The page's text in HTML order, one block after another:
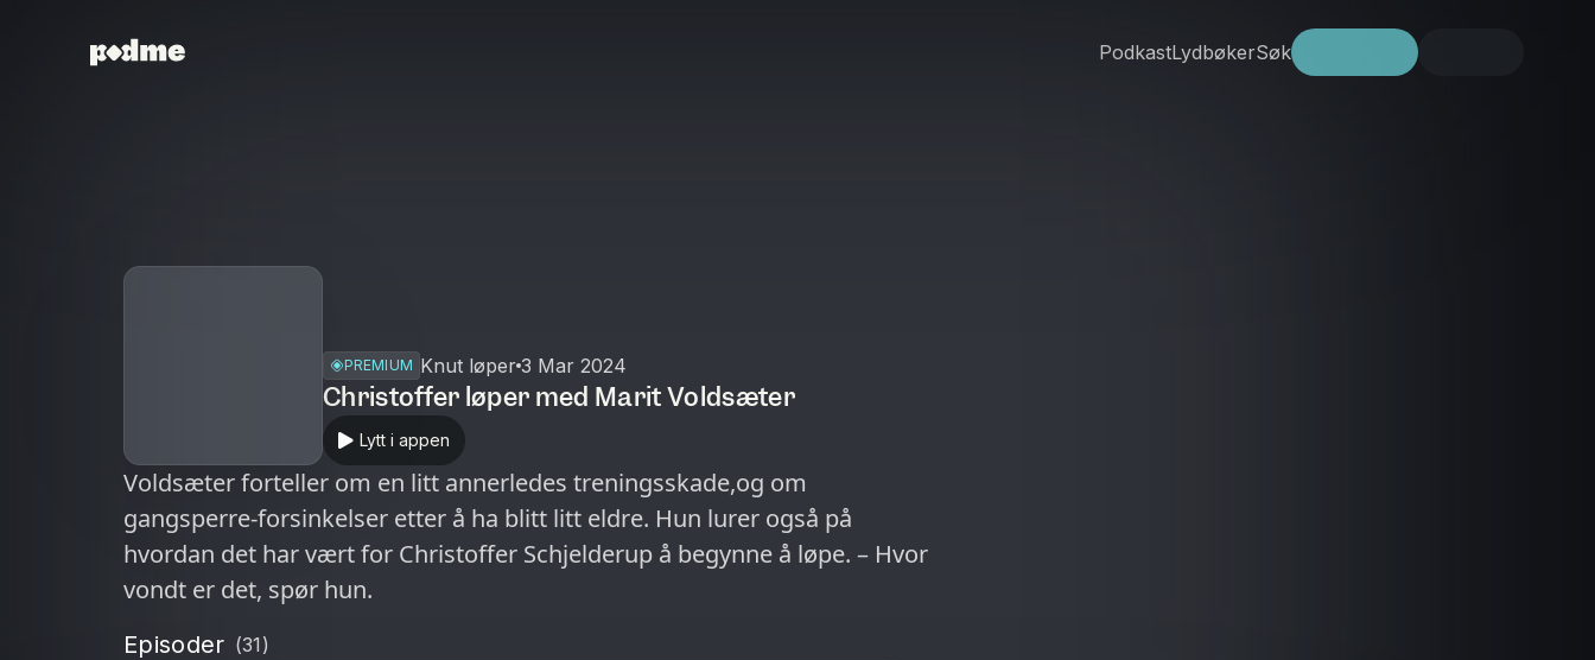
PodkastLydbøkerSøk
PREMIUM Knut løper 3 Mar 2024
Christoffer løper med Marit Voldsæter
Lytt i appen
Voldsæter forteller om en litt annerledes treningsskade,og om
gangsperre-forsinkelser etter å ha blitt litt eldre. Hun lurer også på
hvordan det har vært for Christoffer Schjelderup å begynne å løpe. – Hvor
vondt er det, spør hun.
Episoder (31 )